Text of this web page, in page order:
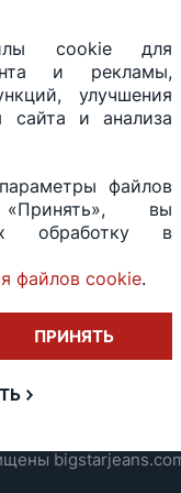
Беларусь,
регистрации:
№494648 от
день после 18:00, а
на следующий
13 отзывов.
cookie для
и рекламы,
улучшения
сайта и анализа
файлов
вы
обработку в
файлов cookie.
ПРИНЯТЬ